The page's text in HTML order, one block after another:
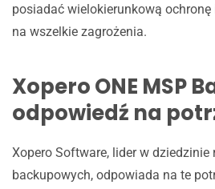
posiadać wielokierunkową
na wszelkie zagrożenia.
Xopero ONE MSP
odpowiedź na
Xopero Software, lider w dziedzinie
backupowych, odpowiada na te